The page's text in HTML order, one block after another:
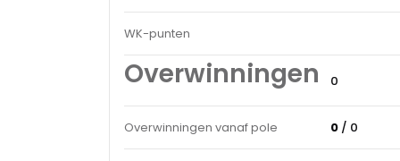
WK-punten
Overwinningen 0
Overwinningen vanaf pole 0 / 0